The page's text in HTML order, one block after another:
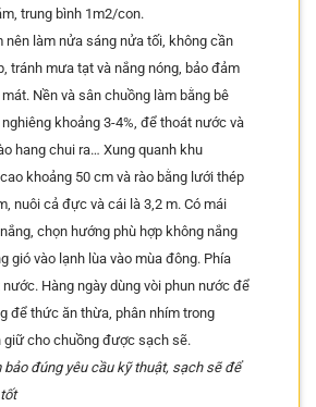
trung bình 1m2/con.
nên làm nửa sáng nửa tối, không cần
tránh mưa tạt và nắng nóng, bảo đảm
Nền và sân chuồng làm bằng bê
khoảng 3-4%, để thoát nước và
hang chui ra… Xung quanh khu
khoảng 50 cm và rào bằng lưới thép
nuôi cả đực và cái là 3,2 m. Có mái
chọn hướng phù hợp không nắng
gió vào lạnh lùa vào mùa đông. Phía
Hàng ngày dùng vòi phun nước để
để thức ăn thừa, phân nhím trong
giữ cho chuồng được sạch sẽ.
bảo đúng yêu cầu kỹ thuật, sạch sẽ để